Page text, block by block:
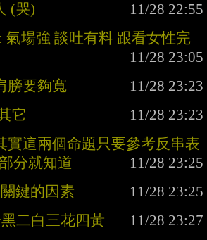
(哭)
: 氣場強 談吐有料 跟看女性完
膀要夠寬
它
實這兩個命題只要參考反串表
分就知道
鍵的因素
二白三花四黃